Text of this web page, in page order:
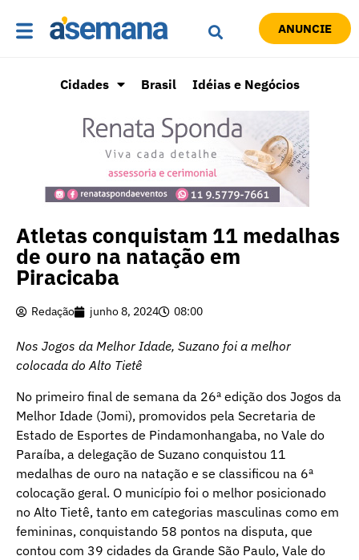
ANUNCIE
Cidades Brasil Idéias e Negócios
Atletas conquistam 11 medalhas
de ouro na natação em
Piracicaba
Redação junho 8, 2024 08:00
Nos Jogos da Melhor Idade, Suzano foi a melhor
colocada do Alto Tietê
No primeiro final de semana da 26ª edição dos Jogos da
Melhor Idade (Jomi), promovidos pela Secretaria de
Estado de Esportes de Pindamonhangaba, no Vale do
Paraíba, a delegação de Suzano conquistou 11
medalhas de ouro na natação e se classificou na 6ª
colocação geral. O município foi o melhor posicionado
no Alto Tietê, tanto em categorias masculinas como em
femininas, conquistando 58 pontos na disputa, que
contou com 39 cidades da Grande São Paulo, Vale do